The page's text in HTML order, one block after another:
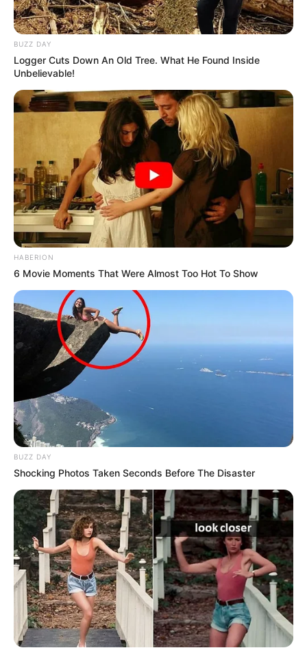
BUZZ DAY
Logger Cuts Down An Old Tree. What He Found Inside
Unbelievable!
HABERION
6 Movie Moments That Were Almost Too Hot To Show
BUZZ DAY
Shocking Photos Taken Seconds Before The Disaster